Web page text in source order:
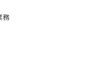
務